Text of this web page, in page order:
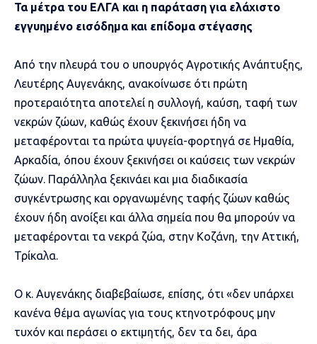
Τα μέτρα του ΕΛΓΑ και η παράταση για ελάχιστο
εγγυημένο εισόδημα και επίδομα στέγασης
Από την πλευρά του ο υπουργός Αγροτικής Ανάπτυξης,
Λευτέρης Αυγενάκης, ανακοίνωσε ότι πρώτη
προτεραιότητα αποτελεί η συλλογή, καύση, ταφή των
νεκρών ζώων, καθώς έχουν ξεκινήσει ήδη να
μεταφέρονται τα πρώτα ψυγεία-φορτηγά σε Ημαθία,
Αρκαδία, όπου έχουν ξεκινήσει οι καύσεις των νεκρών
ζώων. Παράλληλα ξεκινάει και μια διαδικασία
συγκέντρωσης και οργανωμένης ταφής ζώων καθώς
έχουν ήδη ανοίξει και άλλα σημεία που θα μπορούν να
μεταφέρονται τα νεκρά ζώα, στην Κοζάνη, την Αττική,
Τρίκαλα.
Ο κ. Αυγενάκης διαβεβαίωσε, επίσης, ότι «δεν υπάρχει
κανένα θέμα αγωνίας για τους κτηνοτρόφους μην
τυχόν και περάσει ο εκτιμητής, δεν τα δει, άρα